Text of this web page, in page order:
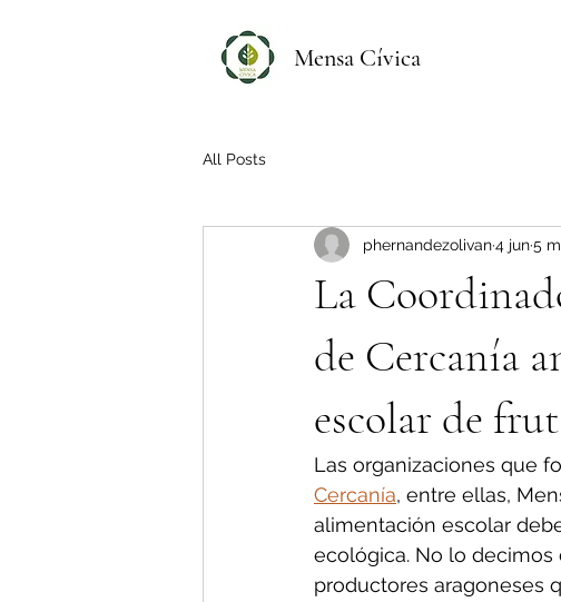
Mensa Cívica
All Posts
La
de Cercanía
escolar de
phernandezolivan4 jun5
Las organizaciones que
Cercanía, entre ellas,
alimentación escolar
ecológica. No lo decimos
productores aragoneses